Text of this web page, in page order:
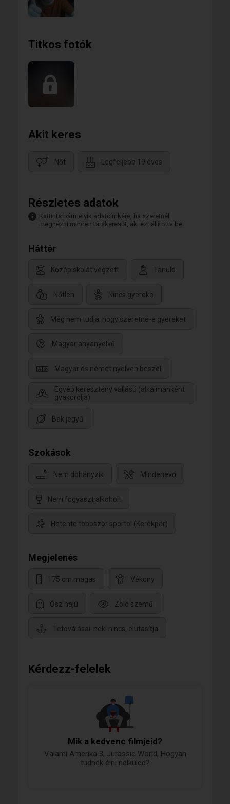
Titkos fotók
Akit keres
Nőt Legfeljebb 19 éves
Részletes adatok
Kattints bármelyik adatcímkére, ha szeretnél
megnézni minden társkeresőt, aki ezt állította be.
Háttér
Középiskolát végzett Tanuló
Nőtlen Nincs gyereke
Még nem tudja, hogy szeretne-e gyereket
Magyar anyanyelvű
Magyar és német nyelven beszél
Egyéb keresztény vallású (alkalmanként
gyakorolja)
Bak jegyű
Szokások
Nem dohányzik Mindenevő
Nem fogyaszt alkoholt
Hetente többször sportol (Kerékpár)
Megjelenés
175 cm magas Vékony
Ősz hajú Zöld szemű
Tetoválásai: neki nincs, elutasítja
Kérdezz-felelek
Mik a kedvenc filmjeid?
Valami Amerika 3, Jurassic World, Hogyan
tudnék élni nélküled?